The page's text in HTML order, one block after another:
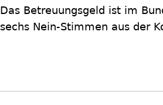
Das Betreuungsgeld ist im
sechs Nein-Stimmen aus der